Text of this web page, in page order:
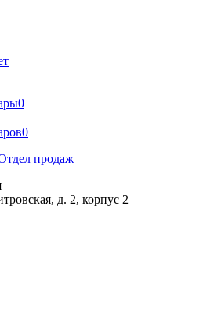
0
0
продаж
д. 2, корпус 2